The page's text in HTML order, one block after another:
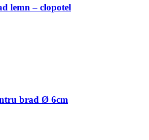
lemn – clopotel
brad Ø 6cm